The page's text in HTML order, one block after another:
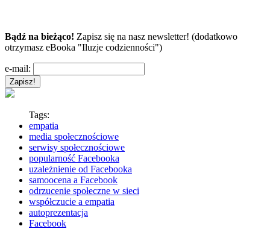
Bądź na bieżąco! Zapisz się na nasz newsletter! (dodatkowo
otrzymasz eBooka "Iluzje codzienności")
e-mail:
Tags:
empatia
media społecznościowe
serwisy społecznościowe
popularność Facebooka
uzależnienie od Facebooka
samoocena a Facebook
odrzucenie społeczne w sieci
współczucie a empatia
autoprezentacja
Facebook